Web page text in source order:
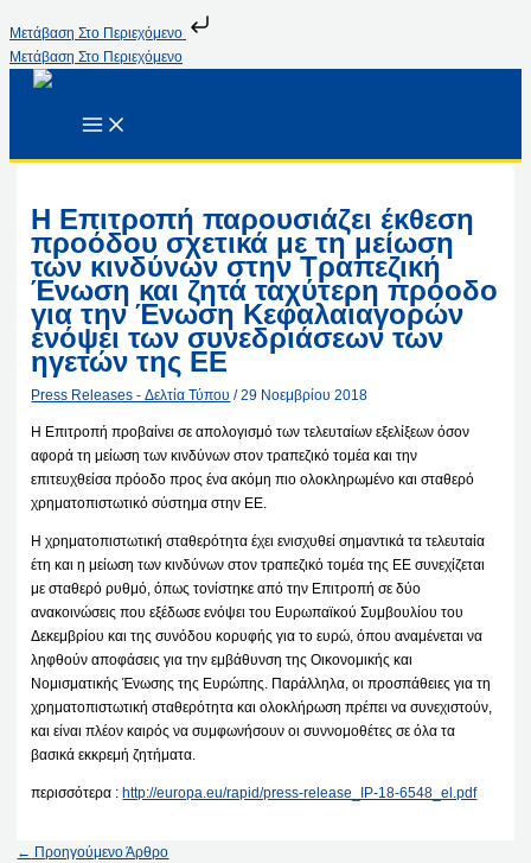
Μετάβαση Στο Περιεχόμενο
Μετάβαση Στο Περιεχόμενο
Η Επιτροπή παρουσιάζει έκθεση
προόδου σχετικά με τη μείωση
των κινδύνων στην Τραπεζική
Ένωση και ζητά ταχύτερη πρόοδο
για την Ένωση Κεφαλαιαγορών
ενόψει των συνεδριάσεων των
ηγετών της ΕΕ
Press Releases - Δελτία Τύπου /29 Νοεμβρίου 2018
Η Επιτροπή προβαίνει σε απολογισμό των τελευταίων εξελίξεων όσον
αφορά τη μείωση των κινδύνων στον τραπεζικό τομέα και την
επιτευχθείσα πρόοδο προς ένα ακόμη πιο ολοκληρωμένο και σταθερό
χρηματοπιστωτικό σύστημα στην ΕΕ.
Η χρηματοπιστωτική σταθερότητα έχει ενισχυθεί σημαντικά τα τελευταία
έτη και η μείωση των κινδύνων στον τραπεζικό τομέα της ΕΕ συνεχίζεται
με σταθερό ρυθμό, όπως τονίστηκε από την Επιτροπή σε δύο
ανακοινώσεις που εξέδωσε ενόψει του Ευρωπαϊκού Συμβουλίου του
Δεκεμβρίου και της συνόδου κορυφής για το ευρώ, όπου αναμένεται να
ληφθούν αποφάσεις για την εμβάθυνση της Οικονομικής και
Νομισματικής Ένωσης της Ευρώπης. Παράλληλα, οι προσπάθειες για τη
χρηματοπιστωτική σταθερότητα και ολοκλήρωση πρέπει να συνεχιστούν,
και είναι πλέον καιρός να συμφωνήσουν οι συννομοθέτες σε όλα τα
βασικά εκκρεμή ζητήματα.
περισσότερα : http://europa.eu/rapid/press-release_IP-18-6548_el.pdf
← Προηγούμενο Άρθρο